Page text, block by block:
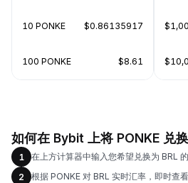
10 PONKE $0.86135917
100 PONKE $8.61
如何在 Bybit 上将 PONKE 兑
1
在上方计算器中输入您希望兑换为 BRL 的
2
根据 PONKE 对 BRL 实时汇率，即时查看